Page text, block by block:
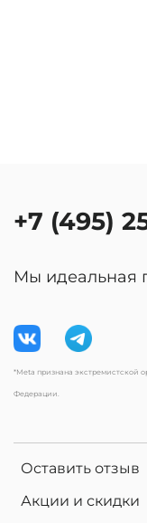
Оставить отзыв
Акции и скидки
+7 (495)
Мы идеальная
*Meta признана экстремистской
Федерации.